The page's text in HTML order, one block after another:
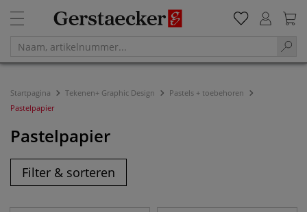
Startpagina Tekenen+ Graphic Design
Pastels + toebehoren
Pastelpapier
Pastelpapier
Filter & sorteren